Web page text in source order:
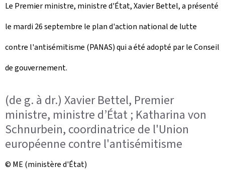
é
e
l
e
Le Premier ministre, ministre d'État, Xavier Bettel, a présenté
le mardi 26 septembre le plan d'action national de lutte
contre l'antisémitisme (PANAS) qui a été adopté par le Conseil
de gouvernement.
(de g. à dr.) Xavier Bettel, Premier
ministre, ministre d’État ; Katharina von
Schnurbein, coordinatrice de l'Union
européenne contre l'antisémitisme
© ME (ministère d'État)